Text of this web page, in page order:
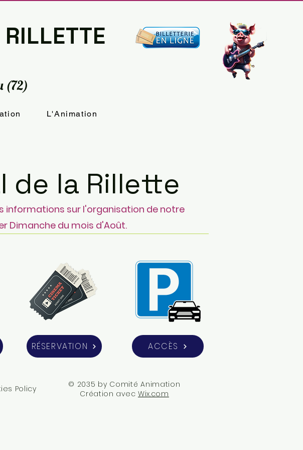
(72)
L'Animation
de la Rillette
informations sur l'organisation de notre
Dimanche du mois d'Août.
RÉSERVATION ACCÈS
Policy
© 2035 by Comité Animation
Création avec Wix.com